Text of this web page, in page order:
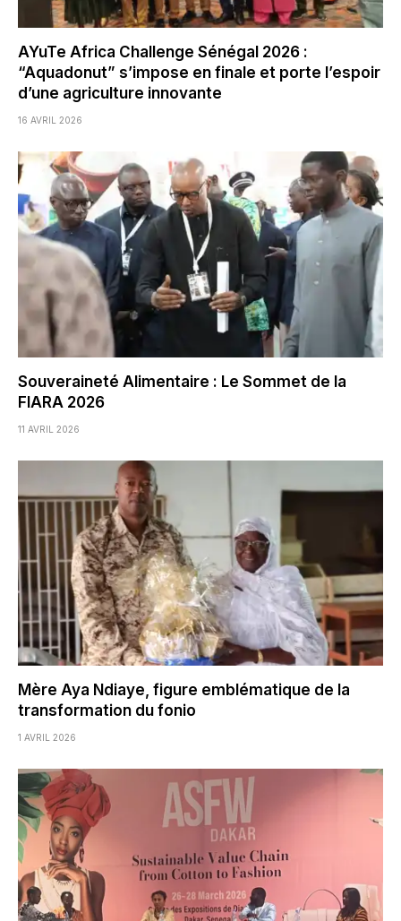
AYuTe Africa Challenge Sénégal 2026 :
“Aquadonut” s’impose en finale et porte l’espoir
d’une agriculture innovante
16 AVRIL 2026
Souveraineté Alimentaire : Le Sommet de la
FIARA 2026
11 AVRIL 2026
Mère Aya Ndiaye, figure emblématique de la
transformation du fonio
1 AVRIL 2026